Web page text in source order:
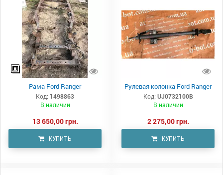
Рама Ford Ranger
Код: 1498863
В наличии
13 650,00 грн.
КУПИТЬ
Рулевая колонка Ford Ranger
Код: UJ0732100B
В наличии
2 275,00 грн.
КУПИТЬ